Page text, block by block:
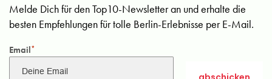
Melde Dich für den Top10-Newsletter an und erhalte die
besten Empfehlungen für tolle Berlin-Erlebnisse per E-Mail.
Email*